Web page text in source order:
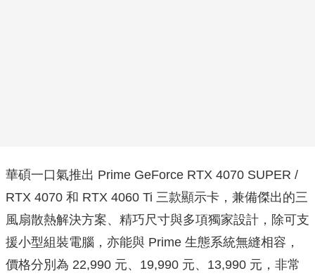
華碩一口氣推出 Prime GeForce RTX 4070 SUPER /
RTX 4070 和 RTX 4060 Ti 三款顯示卡，兼備傑出的三
風扇散熱解決方案、精巧尺寸與多項獨家設計，除可支
援小型組裝電腦，亦能與 Prime 生態系統無縫相容，
價格分別為 22,990 元、19,990 元、13,990 元，非常